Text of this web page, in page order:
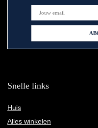
Snelle links
Huis
Alles winkelen